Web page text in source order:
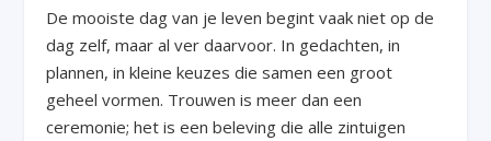
De mooiste dag van je leven begint vaak niet op de
dag zelf, maar al ver daarvoor. In gedachten, in
plannen, in kleine keuzes die samen een groot
geheel vormen. Trouwen is meer dan een
ceremonie; het is een beleving die alle zintuigen